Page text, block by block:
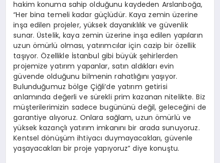
hakim konuma sahip olduğunu kaydeden Arslanboğa,
“Her bina temeli kadar güçlüdür. Kaya zemin üzerine
inşa edilen projeler, yüksek dayanıklılık ve güvenlik
sunar. Üstelik, kaya zemin üzerine inşa edilen yapıların
uzun ömürlü olması, yatırımcılar için cazip bir özellik
taşıyor. Özellikle İstanbul gibi büyük şehirlerden
projemize yatırım yapanlar, satın aldıkları evin
güvende olduğunu bilmenin rahatlığını yaşıyor.
Bulunduğumuz bölge Çiğli’de yatırım getirisi
anlamında değerli ve sürekli prim kazanan nitelikte. Biz
müşterilerimizin sadece bugününü değil, geleceğini de
garantiye alıyoruz. Onlara sağlam, uzun ömürlü ve
yüksek kazançlı yatırım imkanını bir arada sunuyoruz.
Kentsel dönüşüm ihtiyacı duymayacakları, güvenle
yaşayacakları bir proje yapıyoruz” diye konuştu.